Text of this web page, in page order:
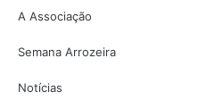
A Associação
Semana Arrozeira
Notícias